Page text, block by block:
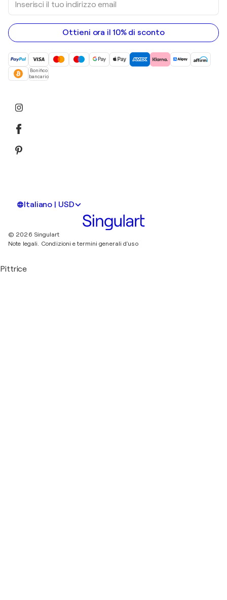
tuo
indirizzo
email
Ottieni ora il 10% di sconto
Bonifico
bancario
Italiano | USD
© 2026 Singulart
Note legali.
Condizioni e termini generali d'uso
Pittrice